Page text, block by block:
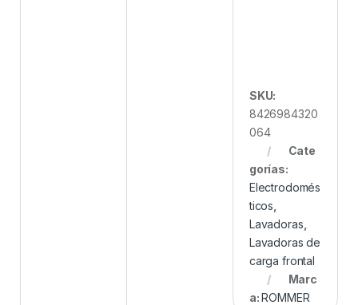
SKU:
8426984320
064
Cate
gorías:
Electrodomés
ticos
Lavadoras
Lavadoras de
carga frontal
Marc
a:ROMMER